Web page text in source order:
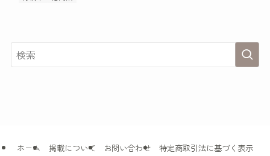
ホーム 掲載について お問い合わせ 特定商取引法に基づく表示